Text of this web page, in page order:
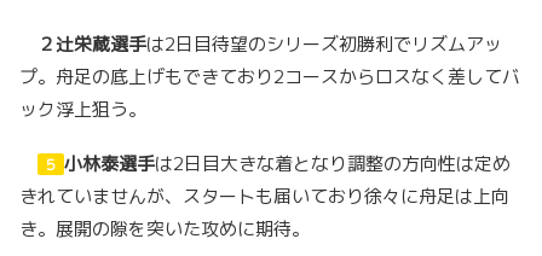
２辻栄蔵選手は2日目待望のシリーズ初勝利でリズムアッ
プ。舟足の底上げもできており2コースからロスなく差してバ
ック浮上狙う。
５ 小林泰選手は2日目大きな着となり調整の方向性は定め
きれていませんが、スタートも届いており徐々に舟足は上向
き。展開の隙を突いた攻めに期待。